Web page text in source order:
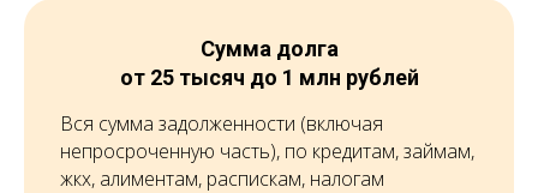
Сумма долга
от 25 тысяч до 1 млн рублей
Вся сумма задолженности (включая
непросроченную часть), по кредитам, займам,
жкх, алиментам, распискам, налогам